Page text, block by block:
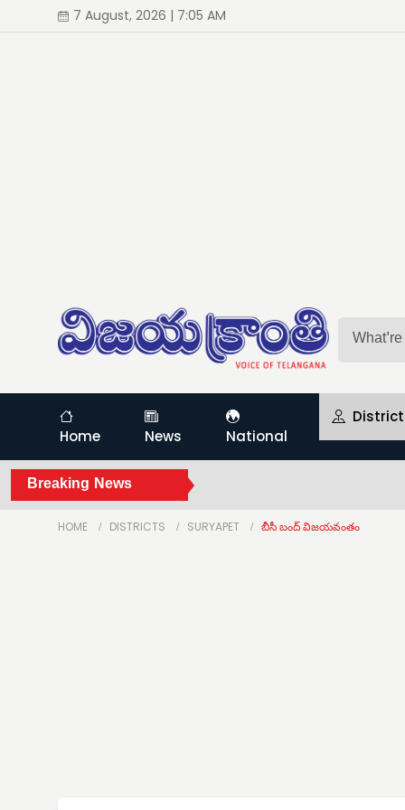
7 August, 2026 | 7:05 AM
Home News National
Breaking News
HOME DISTRICTS SURYAPET బీసీ బంద్ విజయవంతం